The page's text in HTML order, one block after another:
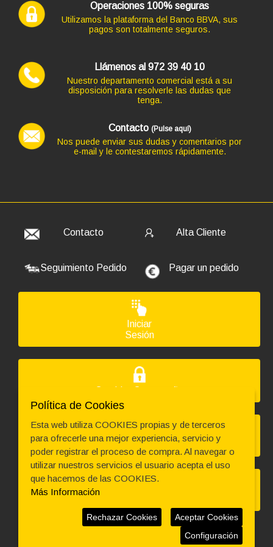
procesador INTEL CORE I5 -8500 4.1 GHZ (8ª Generación),
memoria DDR4, Salidas gráficas: VGA+HDMI+DP
273,46 €
Ordenador HP PC HP ¡5 GEN 9 en formato MINI,
procesador CORE I5 - 9400 4.1 GHZ (9ª Generación),
memoria DDR4, Salidas gráficas: VGA+HDMI+DP
AÑADIR
TECLADO LOGITECH+MOUSE MK270 NEGRO INALAM
29,00 € s/IVA
AÑADIR
Operaciones 100% seguras
Utilizamos la plataforma del Banco BBVA, sus
pagos son totalmente seguros.
Llámenos al 972 39 40 10
Nuestro departamento comercial está a su
disposición para resolverle las dudas que
tenga.
Contacto (Pulse aquí)
Nos puede enviar sus dudas y comentarios por
e-mail y le contestaremos rápidamente.
Contacto Alta Cliente
Seguimiento Pedido Pagar un pedido
Iniciar
Sesión
Cambiar Contraseña
Solicitar Devolución
Política de Cookies
Esta web utiliza COOKIES propias y de terceros
para ofrecerle una mejor experiencia, servicio y
poder registrar el proceso de compra. Al navegar o
utilizar nuestros servicios el usuario acepta el uso
que hacemos de las COOKIES.
Más Información
Rechazar Cookies
Aceptar Cookies
Configuración